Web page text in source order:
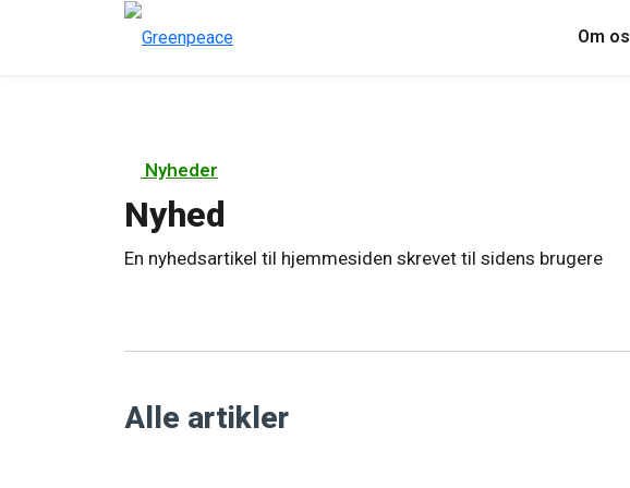
Om os
Nyheder
Nyhed
En nyhedsartikel til hjemmesiden skrevet til sidens brugere
Alle artikler